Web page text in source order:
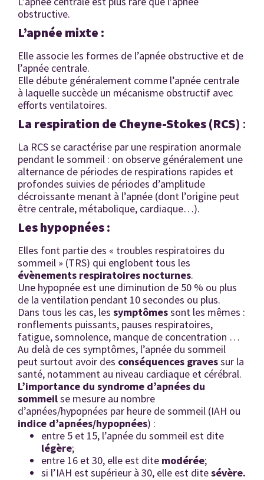
obstructive.
L’apnée mixte :
Elle associe les formes de l’apnée obstructive et de
l’apnée centrale.
Elle débute généralement comme l’apnée centrale
à laquelle succède un mécanisme obstructif avec
efforts ventilatoires.
La respiration de Cheyne-Stokes (RCS) :
La RCS se caractérise par une respiration anormale
pendant le sommeil : on observe généralement une
alternance de périodes de respirations rapides et
profondes suivies de périodes d’amplitude
décroissante menant à l’apnée (dont l’origine peut
être centrale, métabolique, cardiaque…).
Les hypopnées:
Elles font partie des « troubles respiratoires du
sommeil » (TRS) qui englobent tous les
évènements respiratoires nocturnes.
Une hypopnée est une diminution de 50 % ou plus
de la ventilation pendant 10 secondes ou plus.
Dans tous les cas, les symptômessont les mêmes :
ronflements puissants, pauses respiratoires,
fatigue, somnolence, manque de concentration …
Au delà de ces symptômes, l’apnée du sommeil
peut surtout avoir des conséquences gravessur la
santé, notamment au niveau cardiaque et cérébral.
L’importance du syndrome d’apnées du
sommeilse mesure au nombre
d’apnées/hypopnées par heure de sommeil (IAH ou
indice d’apnées/hypopnées) :
entre 5 et 15, l’apnée du sommeil est dite
légère;
entre 16 et 30, elle est dite modérée;
si l’IAH est supérieur à 30, elle est ditesévère.